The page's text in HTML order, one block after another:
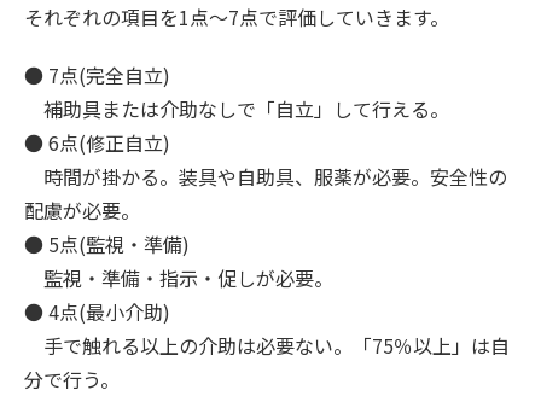
それぞれの項目を1点～7点で評価していきます。
● 7点(完全自立)
補助具または介助なしで「自立」して行える。
● 6点(修正自立)
時間が掛かる。装具や自助具、服薬が必要。安全性の
配慮が必要。
● 5点(監視・準備)
監視・準備・指示・促しが必要。
● 4点(最小介助)
手で触れる以上の介助は必要ない。「75％以上」は自
分で行う。